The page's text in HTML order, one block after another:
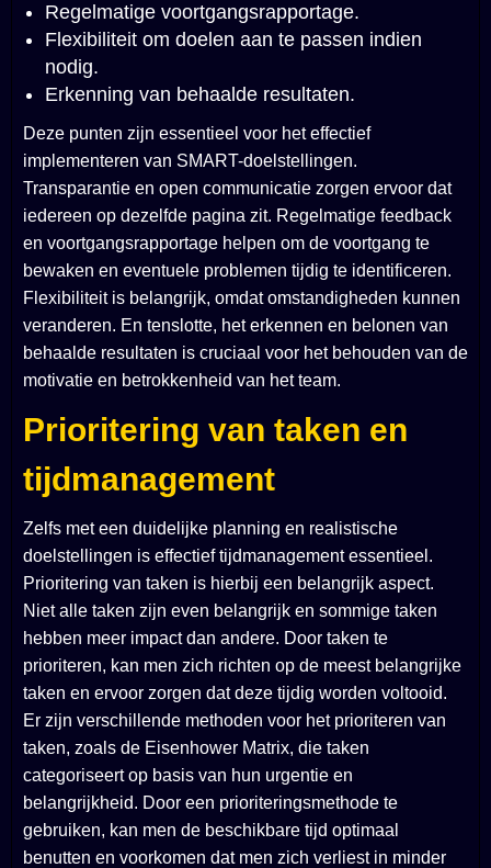
Regelmatige voortgangsrapportage.
Flexibiliteit om doelen aan te passen indien
nodig.
Erkenning van behaalde resultaten.
Deze punten zijn essentieel voor het effectief
implementeren van SMART-doelstellingen.
Transparantie en open communicatie zorgen ervoor dat
iedereen op dezelfde pagina zit. Regelmatige feedback
en voortgangsrapportage helpen om de voortgang te
bewaken en eventuele problemen tijdig te identificeren.
Flexibiliteit is belangrijk, omdat omstandigheden kunnen
veranderen. En tenslotte, het erkennen en belonen van
behaalde resultaten is cruciaal voor het behouden van de
motivatie en betrokkenheid van het team.
Prioritering van taken en
tijdmanagement
Zelfs met een duidelijke planning en realistische
doelstellingen is effectief tijdmanagement essentieel.
Prioritering van taken is hierbij een belangrijk aspect.
Niet alle taken zijn even belangrijk en sommige taken
hebben meer impact dan andere. Door taken te
prioriteren, kan men zich richten op de meest belangrijke
taken en ervoor zorgen dat deze tijdig worden voltooid.
Er zijn verschillende methoden voor het prioriteren van
taken, zoals de Eisenhower Matrix, die taken
categoriseert op basis van hun urgentie en
belangrijkheid. Door een prioriteringsmethode te
gebruiken, kan men de beschikbare tijd optimaal
benutten en voorkomen dat men zich verliest in minder